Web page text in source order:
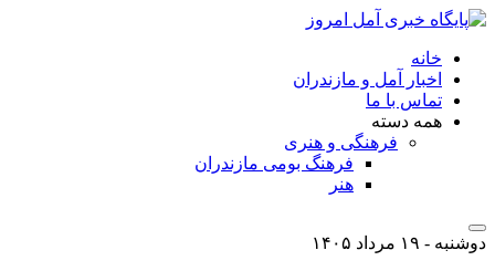
خانه
اخبار آمل و مازندران
تماس با ما
همه دسته
فرهنگی و هنری
فرهنگ بومی مازندران
هنر
دوشنبه - ۱۹ مرداد ۱۴۰۵